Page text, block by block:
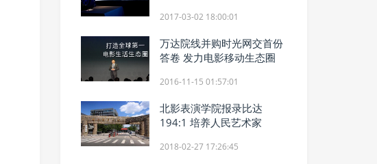
2017-03-02 18:00:01
万达院线并购时光网交首份
答卷 发力电影移动生态圈
2016-11-15 01:57:01
北影表演学院报录比达
194:1 培养人民艺术家
2018-02-27 17:26:45